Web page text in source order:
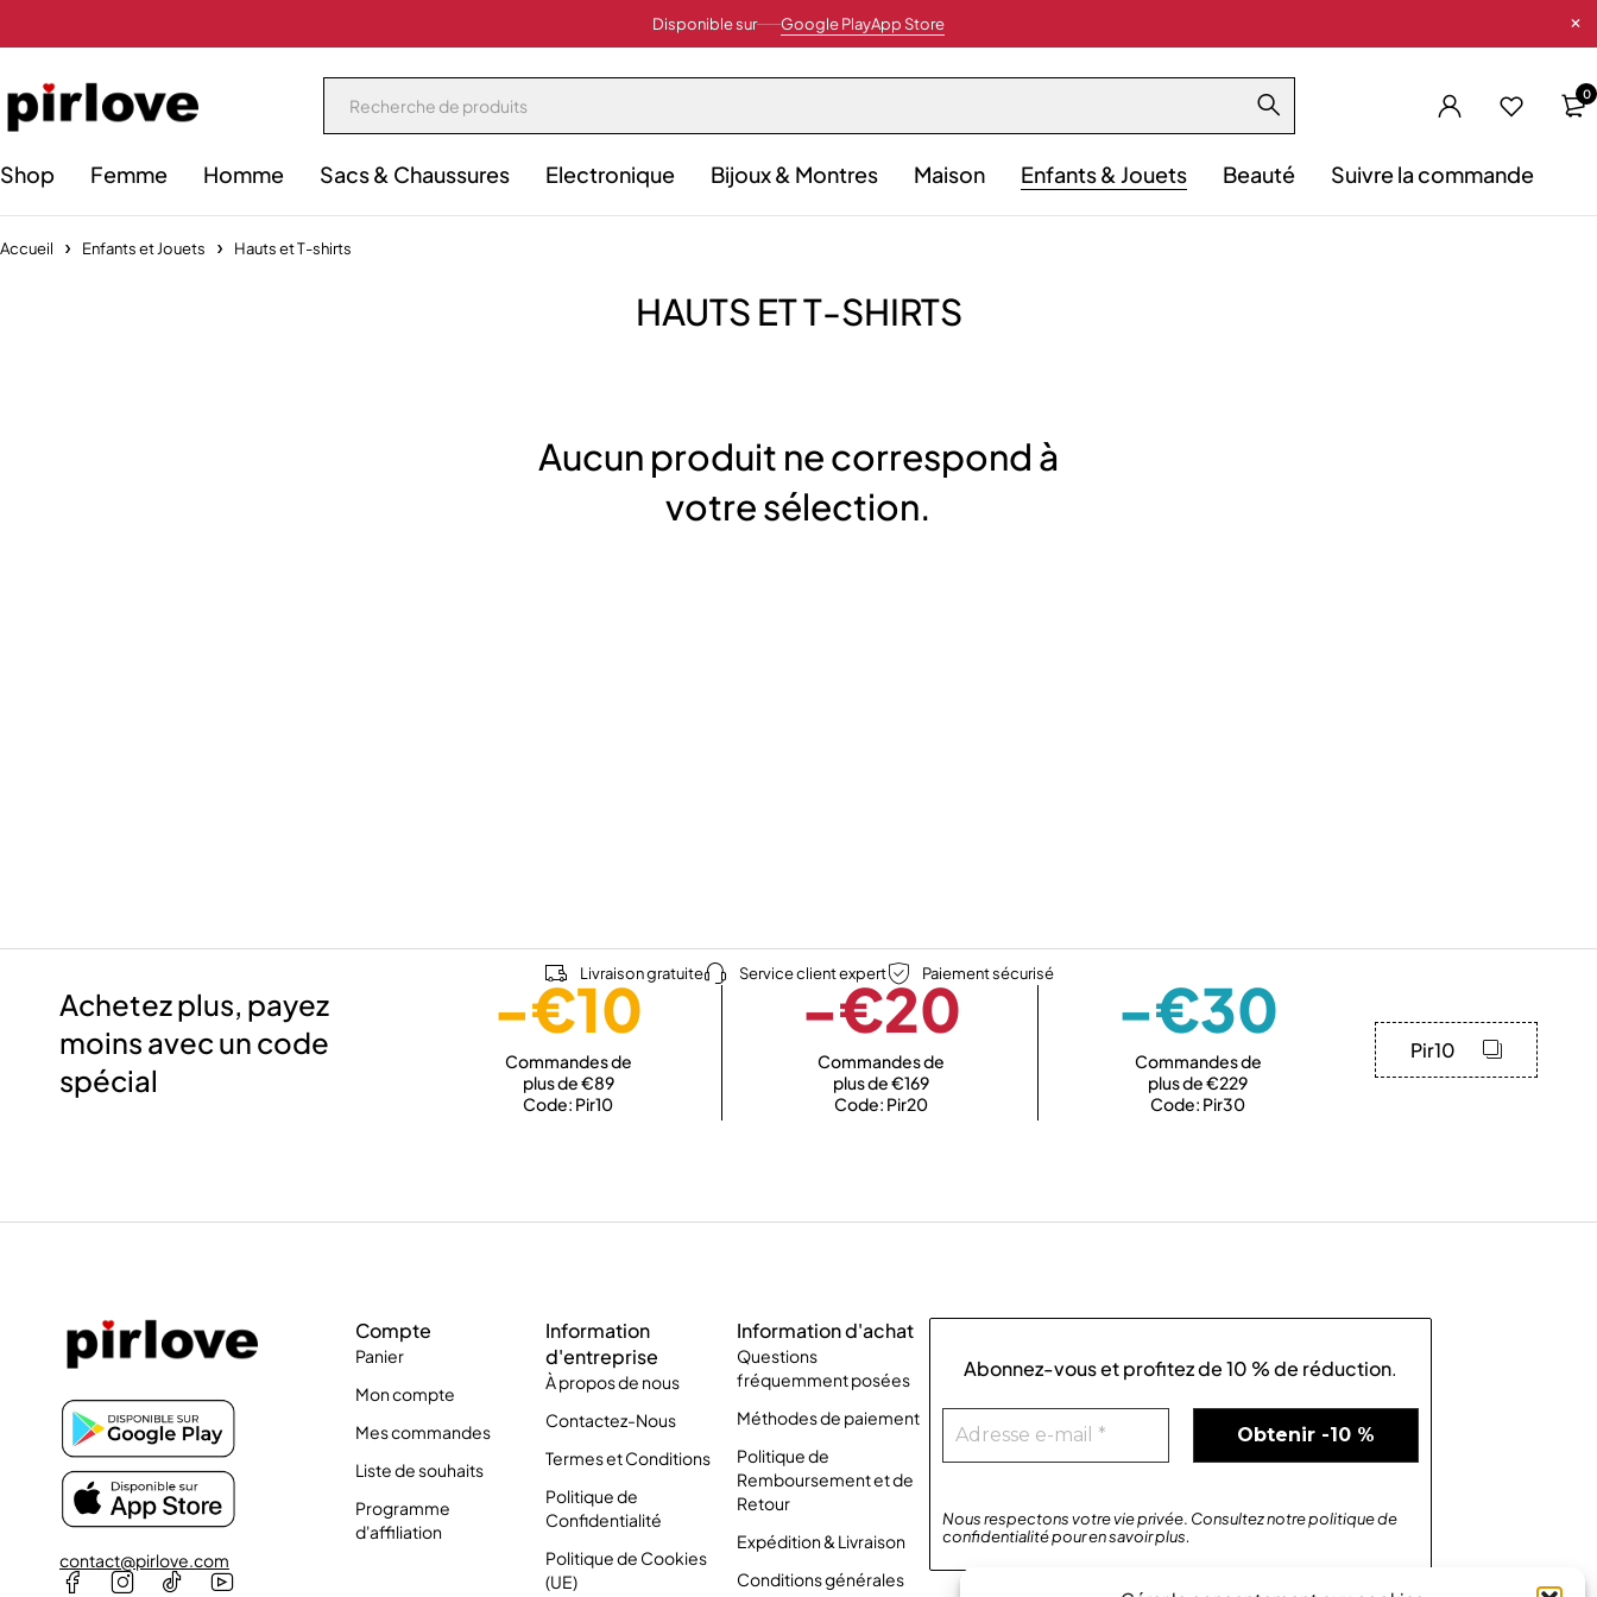
Disponible sur Google PlayApp Store
0
Shop Femme Homme Sacs & Chaussures Electronique Bijoux & Montres Maison Enfants & Jouets Beauté Suivre la commande
Accueil Enfants et Jouets Hauts et T-shirts
HAUTS ET T-SHIRTS
Aucun produit ne correspond à
votre sélection.
Livraison gratuite Service client expert Paiement sécurisé
Achetez plus, payez
moins avec un code
spécial
-€10
Commandes de
plus de €89
Code: Pir10
-€20
Commandes de
plus de €169
Code: Pir20
-€30
Commandes de
plus de €229
Code: Pir30
Pir10
contact@pirlove.com
Compte
Panier
Mon compte
Mes commandes
Liste de souhaits
Programme
d'affiliation
Information
d'entreprise
À propos de nous
Contactez-Nous
Termes et Conditions
Politique de
Confidentialité
Politique de Cookies
(UE)
Information d'achat
Questions
fréquemment posées
Méthodes de paiement
Politique de
Remboursement et de
Retour
Expédition & Livraison
Conditions générales
Abonnez-vous et profitez de10 % de réduction.
Nous respectons votre vie privée. Consultez notrepolitique de
confidentialitépouren savoir plus.